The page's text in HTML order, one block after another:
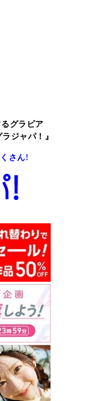
グラビア
ジャパ！』
さん!